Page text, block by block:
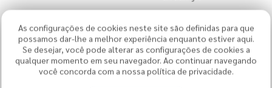
As configurações de cookies neste site são definidas para que
possamos dar-lhe a melhor experiência enquanto estiver aqui.
Se desejar, você pode alterar as configurações de cookies a
qualquer momento em seu navegador. Ao continuar navegando
você concorda com a nossa política de privacidade.